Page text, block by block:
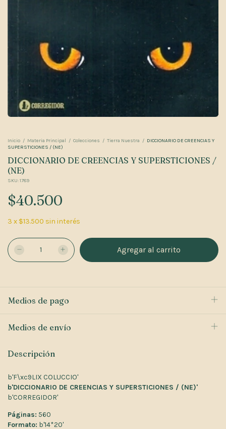
Inicio / Materia Principal / Colecciones / Tierra Nuestra / DICCIONARIO DE CREENCIAS Y
SUPERSTICIONES / (NE)
DICCIONARIO DE CREENCIAS Y SUPERSTICIONES /
(NE)
SKU:1789
$40.500
3 x $13.500 sin interés
Medios de pago
Medios de envío
Descripción
b'F\xc9LIX COLUCCIO'
b'DICCIONARIO DE CREENCIAS Y SUPERSTICIONES / (NE)'
b'CORREGIDOR'
Páginas: 560
Formato: b'14*20'